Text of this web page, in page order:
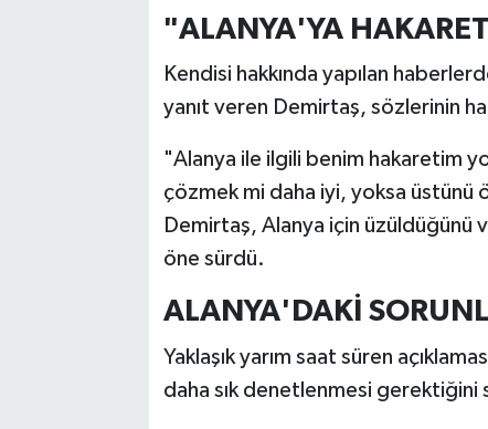
"ALANYA'YA
Kendisi hakkında yapılan
yanıt veren Demirtaş, sözlerinin
"Alanya ile ilgili benim hakaretim
çözmek mi daha iyi, yoksa
Demirtaş, Alanya için üzüldüğünü
öne sürdü.
ALANYA'DAKİ
Yaklaşık yarım saat süren
daha sık denetlenmesi gerektiğini